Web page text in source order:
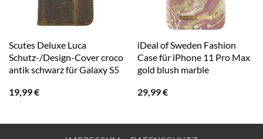
Scutes Deluxe Luca
Schutz-/Design-Cover croco
antik schwarz für Galaxy S5
19,99€
iDeal of Sweden Fashion
Case für iPhone 11 Pro Max
gold blush marble
29,99€